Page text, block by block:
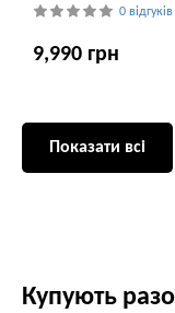
0 відгуків
9,990 грн
Показати всі
Купують